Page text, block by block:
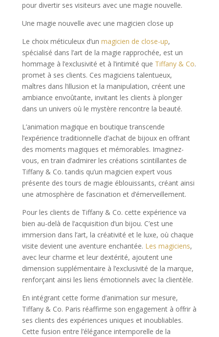
pour divertir ses visiteurs avec une magie nouvelle.
Une magie nouvelle avec une magicien close up
Le choix méticuleux d’un magicien de close-up,
spécialisé dans l’art de la magie rapprochée, est un
hommage à l’exclusivité et à l’intimité que Tiffany & Co.
promet à ses clients. Ces magiciens talentueux,
maîtres dans l’illusion et la manipulation, créent une
ambiance envoûtante, invitant les clients à plonger
dans un univers où le mystère rencontre la beauté.
L’animation magique en boutique transcende
l’expérience traditionnelle d’achat de bijoux en offrant
des moments magiques et mémorables. Imaginez-
vous, en train d’admirer les créations scintillantes de
Tiffany & Co. tandis qu’un magicien expert vous
présente des tours de magie éblouissants, créant ainsi
une atmosphère de fascination et d’émerveillement.
Pour les clients de Tiffany & Co. cette expérience va
bien au-delà de l’acquisition d’un bijou. C’est une
immersion dans l’art, la créativité et le luxe, où chaque
visite devient une aventure enchantée. Les magiciens,
avec leur charme et leur dextérité, ajoutent une
dimension supplémentaire à l’exclusivité de la marque,
renforçant ainsi les liens émotionnels avec la clientèle.
En intégrant cette forme d’animation sur mesure,
Tiffany & Co. Paris réaffirme son engagement à offrir à
ses clients des expériences uniques et inoubliables.
Cette fusion entre l’élégance intemporelle de la